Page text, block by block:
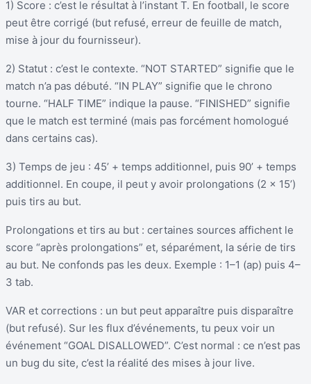
1) Score : c’est le résultat à l’instant T. En football, le score
peut être corrigé (but refusé, erreur de feuille de match,
mise à jour du fournisseur).
2) Statut : c’est le contexte. “NOT STARTED” signifie que le
match n’a pas débuté. “IN PLAY” signifie que le chrono
tourne. “HALF TIME” indique la pause. “FINISHED” signifie
que le match est terminé (mais pas forcément homologué
dans certains cas).
3) Temps de jeu : 45’ + temps additionnel, puis 90’ + temps
additionnel. En coupe, il peut y avoir prolongations (2 × 15’)
puis tirs au but.
Prolongations et tirs au but : certaines sources affichent le
score “après prolongations” et, séparément, la série de tirs
au but. Ne confonds pas les deux. Exemple : 1–1 (ap) puis 4–
3 tab.
VAR et corrections : un but peut apparaître puis disparaître
(but refusé). Sur les flux d’événements, tu peux voir un
événement “GOAL DISALLOWED”. C’est normal : ce n’est pas
un bug du site, c’est la réalité des mises à jour live.